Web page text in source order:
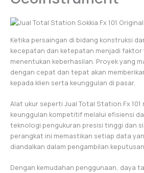
Ketika persaingan di bidang konstruksi
kecepatan dan ketepatan menjadi faktor
menentukan keberhasilan. Proyek yang
dengan cepat dan tepat akan
kepada klien serta keunggulan di pasar.
Alat ukur seperti Jual Total Station Fx 101
keunggulan kompetitif melalui efisiensi
teknologi pengukuran presisi tinggi dan
perangkat ini memastikan setiap data
diandalkan dalam pengambilan
Dengan kemudahan penggunaan, daya